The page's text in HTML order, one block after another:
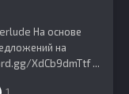
На основе
на
XdCb9dmTtf ...